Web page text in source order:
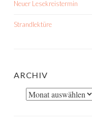
Neuer Lesekreistermin
Strandlektüre
ARCHIV
Archiv